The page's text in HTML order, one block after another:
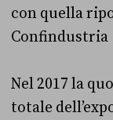
con quella
Confindustria
Nel 2017 la
totale